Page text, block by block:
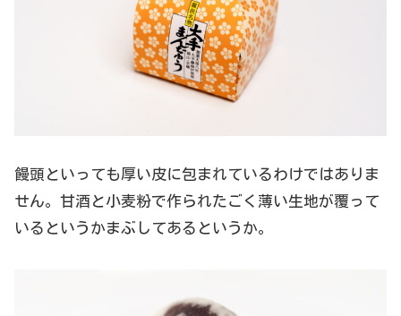
饅頭といっても厚い皮に包まれているわけではありま
せん。甘酒と小麦粉で作られたごく薄い生地が覆って
いるというかまぶしてあるというか。